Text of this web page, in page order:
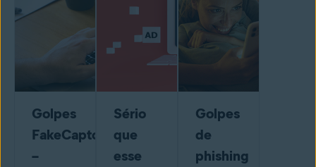
Golpes
FakeCaptcha
–
Sério
que
esse
Golpes
de
phishing